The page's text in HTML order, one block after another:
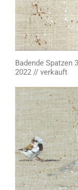
Badende
2022 // verkauft